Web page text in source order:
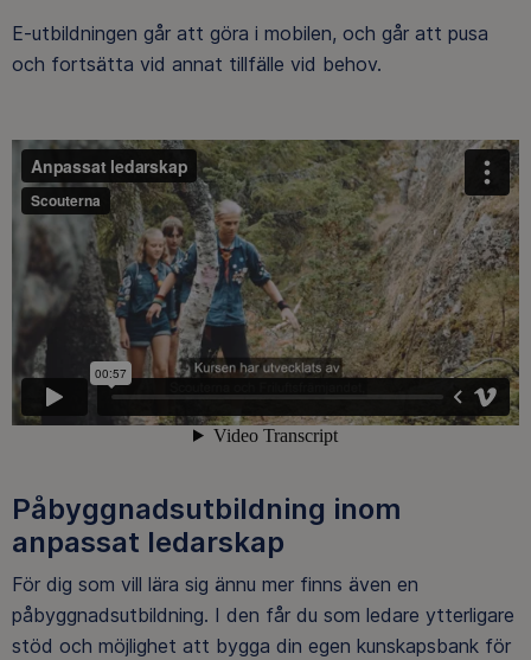
E-utbildningen går att göra i mobilen, och går att pusa
och fortsätta vid annat tillfälle vid behov.
Påbyggnadsutbildning inom
anpassat ledarskap
För dig som vill lära sig ännu mer finns även en
påbyggnadsutbildning. I den får du som ledare ytterligare
stöd och möjlighet att bygga din egen kunskapsbank för